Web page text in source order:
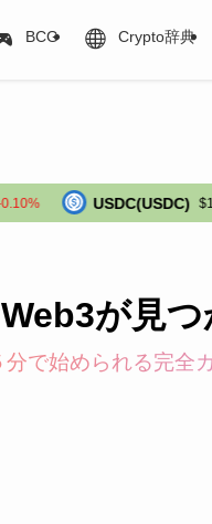
BCG Crypto辞典
USDC(USDC) $1.00
が見
で始められる完全